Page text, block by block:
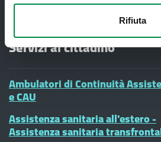
Rifiuta
Servizi al cittadino
Ambulatori di Continuità
e CAU
Assistenza sanitaria all'estero -
Assistenza sanitaria